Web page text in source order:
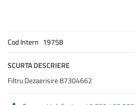
Cod Intern 19758
SCURTA DESCRIERE
Filtru Dezaerisire 87304662